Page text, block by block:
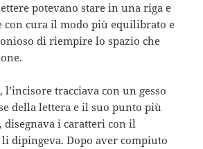
potevano stare in una riga e
con cura il modo più equilibrato e
di riempire lo spazio che
l’incisore tracciava con un gesso
della lettera e il suo punto più
disegnava i caratteri con il
dipingeva. Dopo aver compiuto